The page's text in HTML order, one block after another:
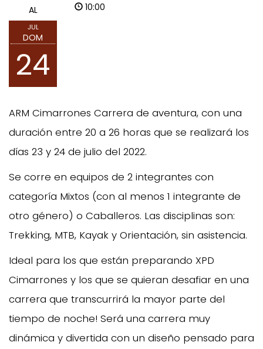
AL
JUL
DOM
24
10:00
ARM Cimarrones Carrera de aventura, con una
duración entre 20 a 26 horas que se realizará los
días 23 y 24 de julio del 2022.
Se corre en equipos de 2 integrantes con
categoría Mixtos (con al menos 1 integrante de
otro género) o Caballeros. Las disciplinas son:
Trekking, MTB, Kayak y Orientación, sin asistencia.
Ideal para los que están preparando XPD
Cimarrones y los que se quieran desafiar en una
carrera que transcurrirá la mayor parte del
tiempo de noche! Será una carrera muy
dinámica y divertida con un diseño pensado para